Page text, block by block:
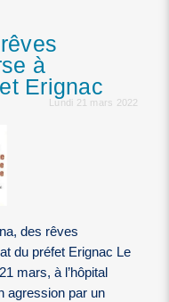
à
Erignac
Lundi 21 mars 2022
des rêves
du préfet Erignac Le
mars, à l’hôpital
agression par un